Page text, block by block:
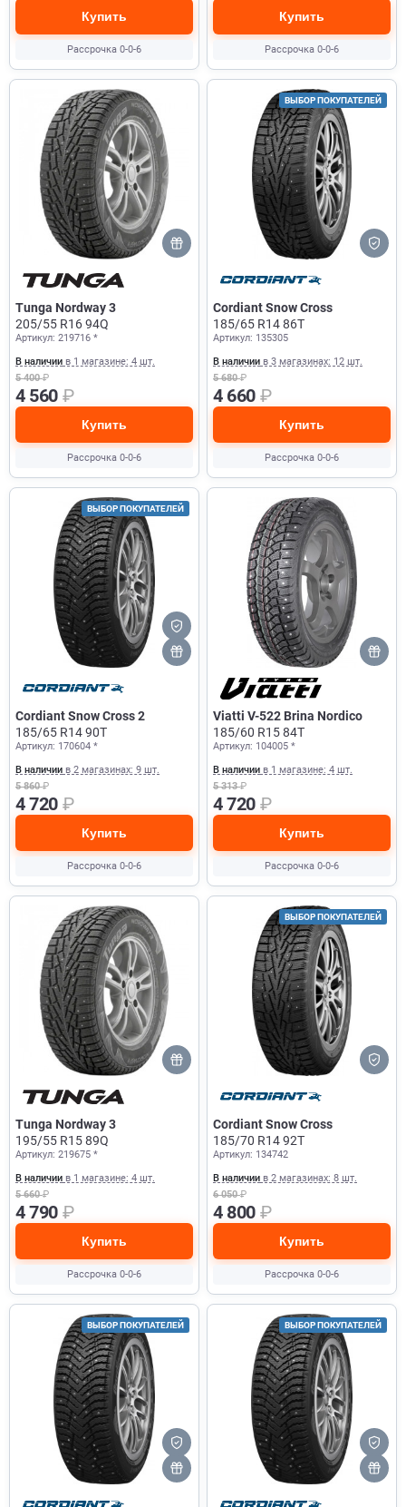
Купить
Рассрочка 0-0-6
Купить
Рассрочка 0-0-6
Tunga Nordway 3
205/55 R16 94Q
Артикул: 219716 *
В наличии в 1 магазине: 4 шт.
5 400₽
4 560 ₽
Купить
Рассрочка 0-0-6
ВЫБОР ПОКУПАТЕЛЕЙ
Cordiant Snow Cross
185/65 R14 86T
Артикул: 135305
В наличии в 3 магазинах: 12 шт.
5 680₽
4 660 ₽
Купить
Рассрочка 0-0-6
ВЫБОР ПОКУПАТЕЛЕЙ
Cordiant Snow Cross 2
185/65 R14 90T
Артикул: 170604 *
В наличии в 2 магазинах: 9 шт.
5 860₽
4 720 ₽
Купить
Рассрочка 0-0-6
Viatti V-522 Brina Nordico
185/60 R15 84T
Артикул: 104005 *
В наличии в 1 магазине: 4 шт.
5 313₽
4 720 ₽
Купить
Рассрочка 0-0-6
Tunga Nordway 3
195/55 R15 89Q
Артикул: 219675 *
В наличии в 1 магазине: 4 шт.
5 660₽
4 790 ₽
Купить
Рассрочка 0-0-6
ВЫБОР ПОКУПАТЕЛЕЙ
Cordiant Snow Cross
185/70 R14 92T
Артикул: 134742
В наличии в 2 магазинах: 8 шт.
6 050₽
4 800 ₽
Купить
Рассрочка 0-0-6
ВЫБОР ПОКУПАТЕЛЕЙ ВЫБОР ПОКУПАТЕЛЕЙ